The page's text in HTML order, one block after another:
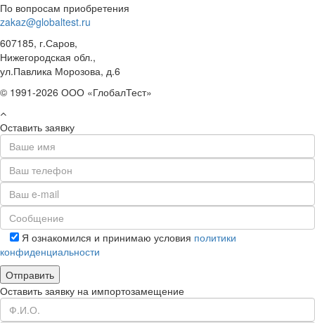
По вопросам приобретения
zakaz@globaltest.ru
607185, г.Саров,
Нижегородская обл.,
ул.Павлика Морозова, д.6
© 1991-2026 ООО «ГлобалТест»
Оставить заявку
Я ознакомился и принимаю условия политики
конфиденциальности
Оставить заявку на импортозамещение